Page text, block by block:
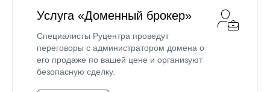
Услуга «Доменный брокер»
Специалисты Руцентра проведут
переговоры с администратором домена о
его продаже по вашей цене и организуют
безопасную сделку.